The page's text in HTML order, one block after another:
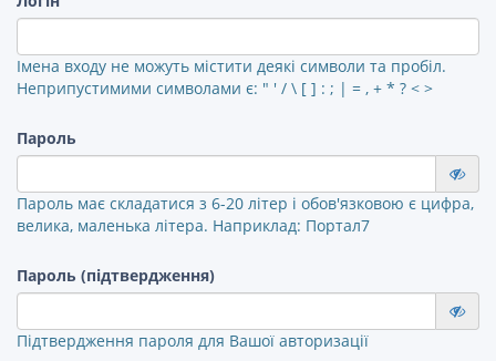
Імена входу не можуть містити деякі символи та пробіл.
Неприпустимими символами є: " ' / \ [ ] : ; | = , + * ? < >
Пароль
Пароль має складатися з 6-20 літер і обов'язковою є цифра,
велика, маленька літера. Наприклад: Портал7
Пароль (підтвердження)
Підтвердження пароля для Вашої авторизації